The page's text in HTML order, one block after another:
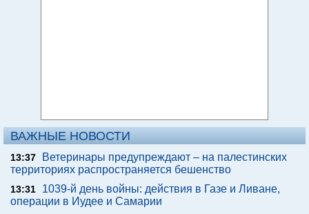
ВАЖНЫЕ НОВОСТИ
13:37
Ветеринары предупреждают – на палестинских
территориях распространяется бешенство
13:31
1039-й день войны: действия в Газе и Ливане,
операции в Иудее и Самарии